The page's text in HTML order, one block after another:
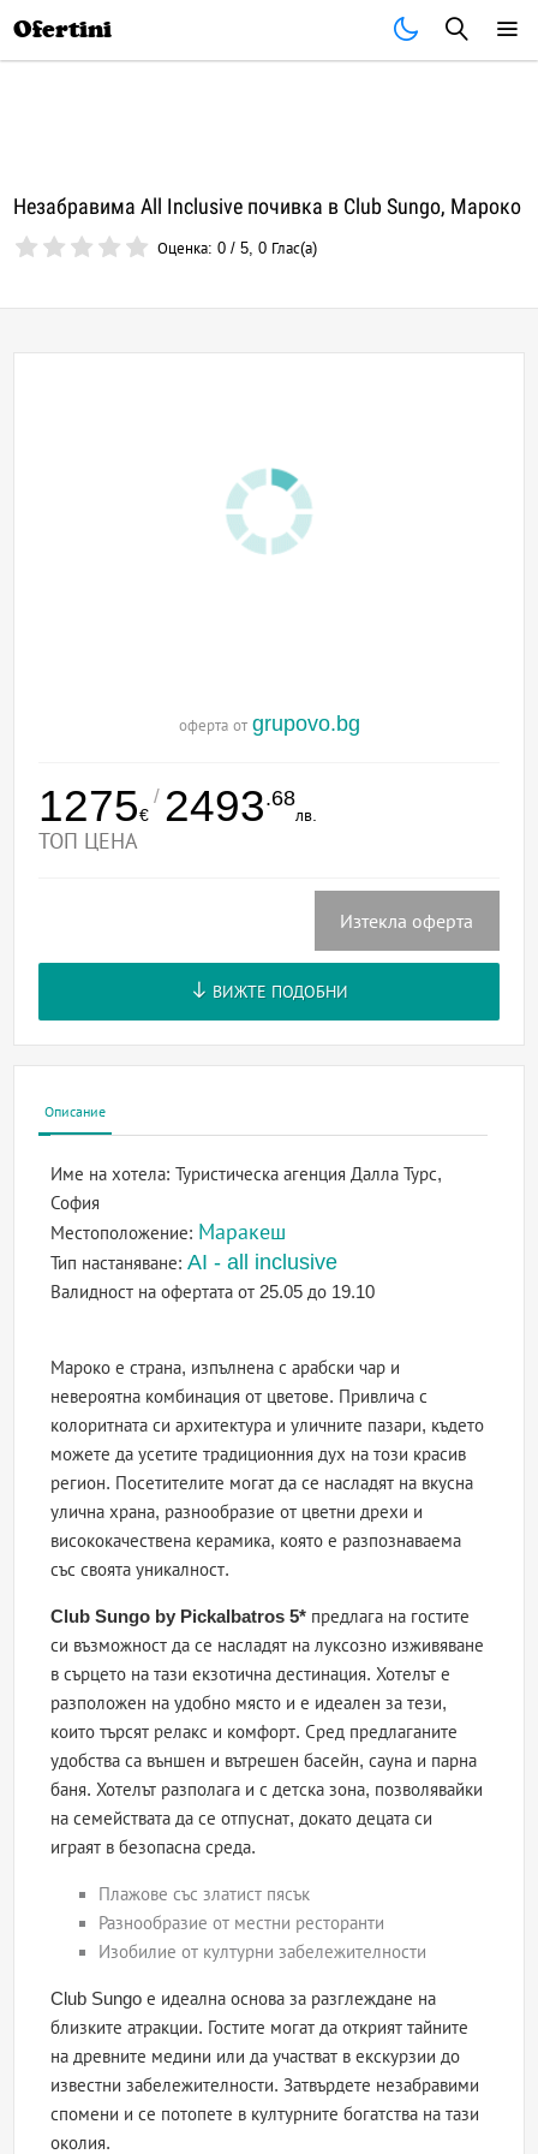
Ofertini
Незабравима All Inclusive почивка в Club Sungo, Мароко
Оценка:0 /5,0 Глас(а)
оферта от grupovo.bg
1275€
/ 2493.68
лв.
ТОП ЦЕНА
Изтекла оферта
ВИЖТЕ ПОДОБНИ
Описание
Име на хотела:Туристическа агенция Далла Турс,
София
Местоположение: Маракеш
Тип настаняване:AI - all inclusive
Валидност на офертатаот 25.05 до 19.10
Мароко е страна, изпълнена с арабски чар и
невероятна комбинация от цветове. Привлича с
колоритната си архитектура и уличните пазари, където
можете да усетите традиционния дух на този красив
регион. Посетителите могат да се насладят на вкусна
улична храна, разнообразие от цветни дрехи и
висококачествена керамика, която е разпознаваема
със своята уникалност.
Club Sungo by Pickalbatros 5* предлага на гостите
си възможност да се насладят на луксозно изживяване
в сърцето на тази екзотична дестинация. Хотелът е
разположен на удобно място и е идеален за тези,
които търсят релакс и комфорт. Сред предлаганите
удобства са външен и вътрешен басейн, сауна и парна
баня. Хотелът разполага и с детска зона, позволявайки
на семействата да се отпуснат, докато децата си
играят в безопасна среда.
Плажове със златист пясък
Разнообразие от местни ресторанти
Изобилие от културни забележителности
Club Sungo е идеална основа за разглеждане на
близките атракции. Гостите могат да открият тайните
на древните медини или да участват в екскурзии до
известни забележителности. Затвърдете незабравими
спомени и се потопете в културните богатства на тази
околия.